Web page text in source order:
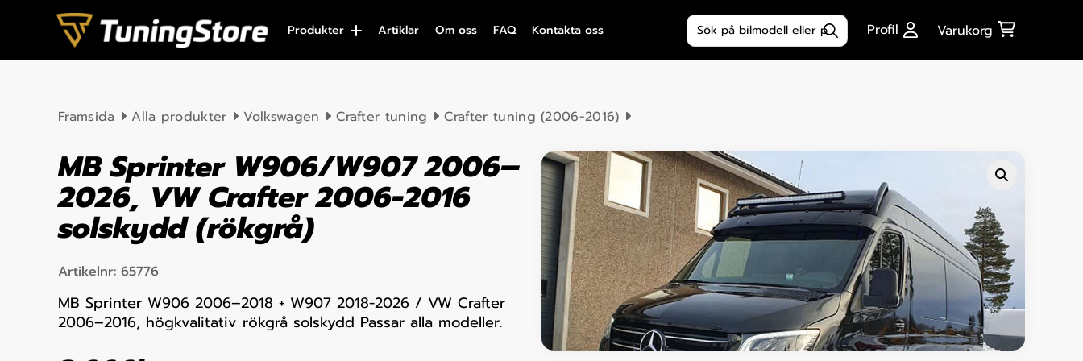
Skip to content
Produkter Artiklar Om oss FAQ Kontakta oss
Produktsökning
Profil Varukorg
Framsida Alla produkter Volkswagen Crafter tuning Crafter tuning (2006-2016)
MB Sprinter W906/W907 2006–
2026, VW Crafter 2006-2016
solskydd (rökgrå)
Artikelnr: 65776
MB Sprinter W906 2006–2018 + W907 2018-2026 / VW Crafter
2006–2016, högkvalitativ rökgrå solskydd Passar alla modeller.